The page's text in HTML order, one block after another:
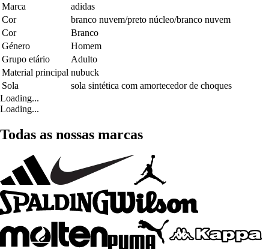
Marca
adidas
Cor
branco nuvem/preto núcleo/branco nuvem
Cor
Branco
Género
Homem
Grupo etário
Adulto
Material principal nubuck
Sola
sola sintética com amortecedor de choques
Loading...
Loading...
Todas as nossas marcas